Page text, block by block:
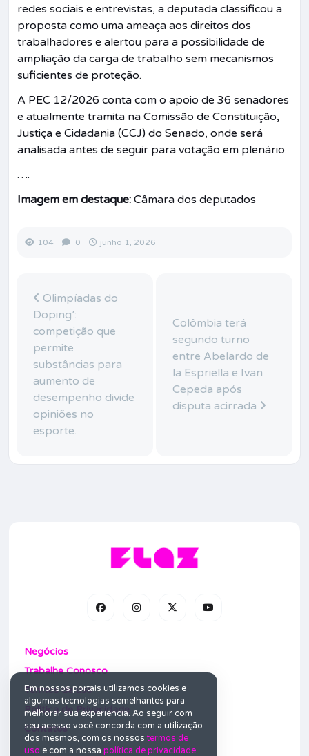
redes sociais e entrevistas, a deputada classificou a
proposta como uma ameaça aos direitos dos
trabalhadores e alertou para a possibilidade de
ampliação da carga de trabalho sem mecanismos
suficientes de proteção.
A PEC 12/2026 conta com o apoio de 36 senadores
e atualmente tramita na Comissão de Constituição,
Justiça e Cidadania (CCJ) do Senado, onde será
analisada antes de seguir para votação em plenário.
….
Imagem em destaque: Câmara dos deputados
104 0 junho 1, 2026
Olimpíadas do
Doping’:
competição que
permite
substâncias para
aumento de
desempenho divide
opiniões no
esporte.
Colômbia terá
segundo turno
entre Abelardo de
la Espriella e Ivan
Cepeda após
disputa acirrada
Negócios
Trabalhe Conosco
Termos de uso
Política de Privacidade
Contatos
Em nossos portais utilizamos cookies e
algumas tecnologias semelhantes para
melhorar sua experiência. Ao seguir com
seu acesso você concorda com a utilização
dos mesmos, com os nossos termos de
uso e com a nossa política de privacidade.